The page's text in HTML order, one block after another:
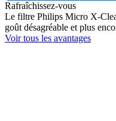
Rafraîchissez-vous
Le filtre Philips Micro X-
goût désagréable et plus
Voir tous les avantages